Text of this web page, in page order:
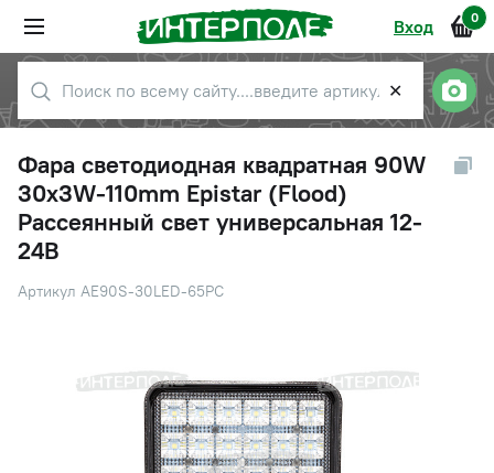
Вход 0
✕
Фара светодиодная квадратная 90W
30х3W-110mm Epistar (Flood)
Рассеянный свет универсальная 12-
24В
Артикул AE90S-30LED-65PC